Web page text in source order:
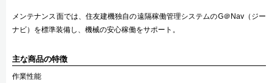
メンテナンス面では、住友建機独自の遠隔稼働管理システムのG＠Nav（ジー
ナビ）を標準装備し、機械の安心稼働をサポート。
主な商品の特徴
作業性能